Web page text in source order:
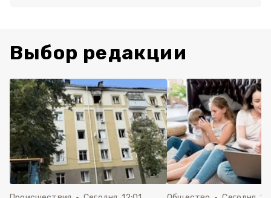
Выбор редакции